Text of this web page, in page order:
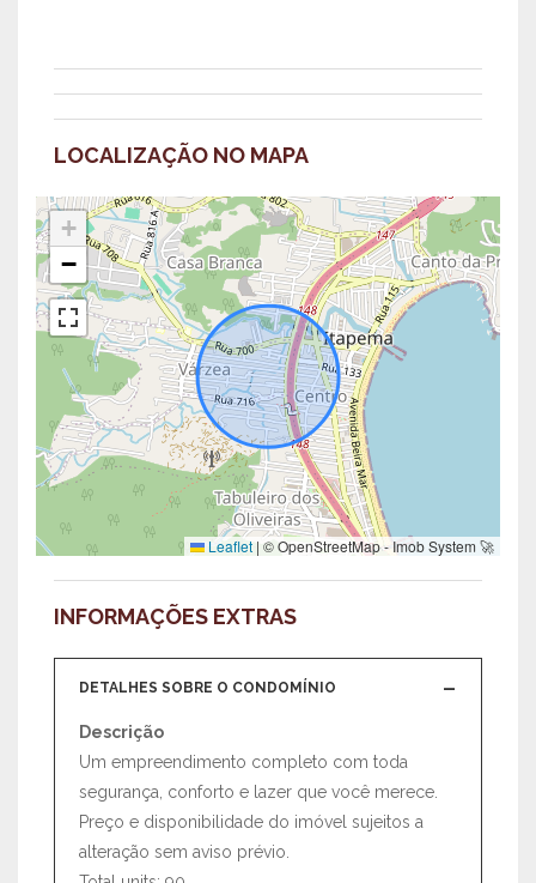
LOCALIZAÇÃO NO MAPA
+
−
Leaflet | © OpenStreetMap - Imob System 🚀
INFORMAÇÕES EXTRAS
DETALHES SOBRE O CONDOMÍNIO
Descrição
Um empreendimento completo com toda
segurança, conforto e lazer que você merece.
Preço e disponibilidade do imóvel sujeitos a
alteração sem aviso prévio.